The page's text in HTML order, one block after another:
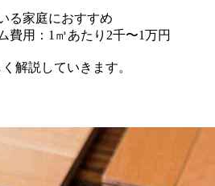
る家庭におすすめ
費用：1㎥あたり2千〜1万円
解説していきます。